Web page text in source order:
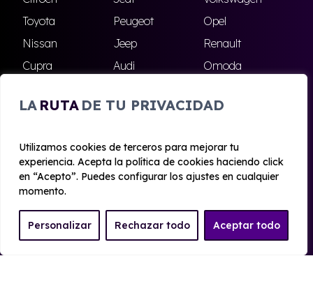
LA RUTA DE TU PRIVACIDAD
Utilizamos cookies de terceros para mejorar tu
experiencia. Acepta la política de cookies haciendo click
en “Acepto”. Puedes configurar los ajustes en cualquier
momento.
Personalizar Rechazar todo Aceptar todo
Toyota
Peugeot
Opel
Nissan
Jeep
Renault
Cupra
Audi
Omoda
Skoda
Ford Todas las marcas
© 2020 - 2026 Alhambra Renting
Aviso legal y Privacidad